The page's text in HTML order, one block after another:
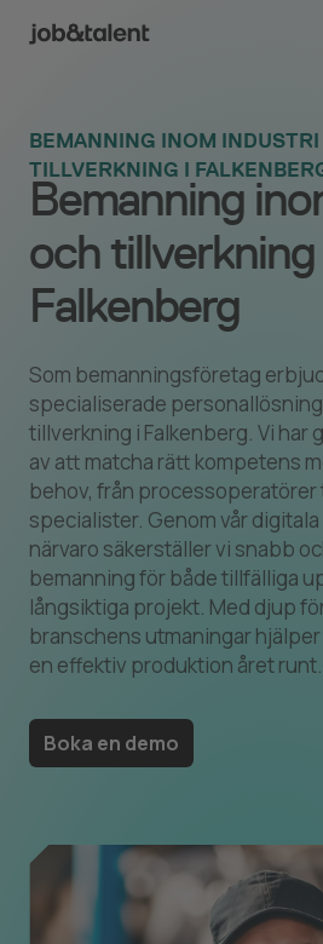
Bemanning
och tillverkning
Falkenberg
BEMANNING INOM INDUSTRI
TILLVERKNING I
Som bemanningsföretag
specialiserade
tillverkning i Falkenberg. Vi har
av att matcha rätt kompetens
behov, från processoperatörer
specialister. Genom vår
närvaro säkerställer vi snabb
bemanning för både tillfälliga
långsiktiga projekt. Med djup
branschens utmaningar
en effektiv produktion året runt.
Boka en demo